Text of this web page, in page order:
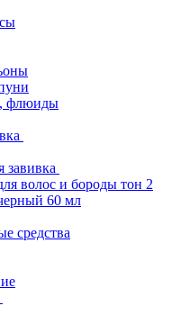
флюиды
завивка
волос и бороды тон 2
60 мл
средства